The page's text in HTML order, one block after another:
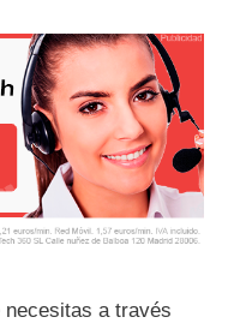
necesitas a través